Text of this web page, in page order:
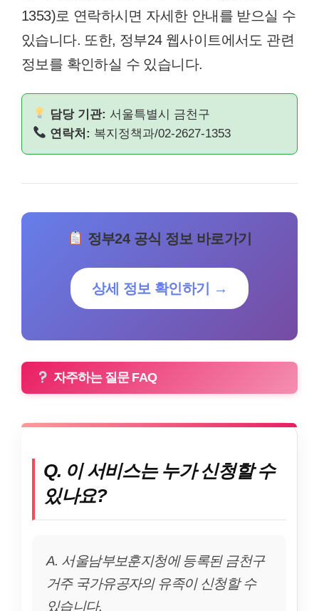
1353)로 연락하시면 자세한 안내를 받으실 수
있습니다. 또한, 정부24 웹사이트에서도 관련
정보를 확인하실 수 있습니다.
담당 기관: 서울특별시 금천구
연락처: 복지정책과/02-2627-1353
정부24 공식 정보 바로가기
상세 정보 확인하기 →
자주하는 질문 FAQ
Q. 이 서비스는 누가 신청할 수
있나요?
A. 서울남부보훈지청에 등록된 금천구
거주 국가유공자의 유족이 신청할 수
있습니다.